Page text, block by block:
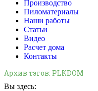
Производство
Пиломатериалы
Наши работы
Статьи
Видео
Расчет дома
Контакты
Архив тэгов: PLKDOM
Вы здесь: